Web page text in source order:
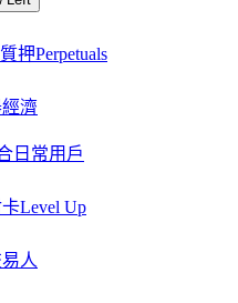
質押Perpetuals
經濟
日常用戶
Level Up
人